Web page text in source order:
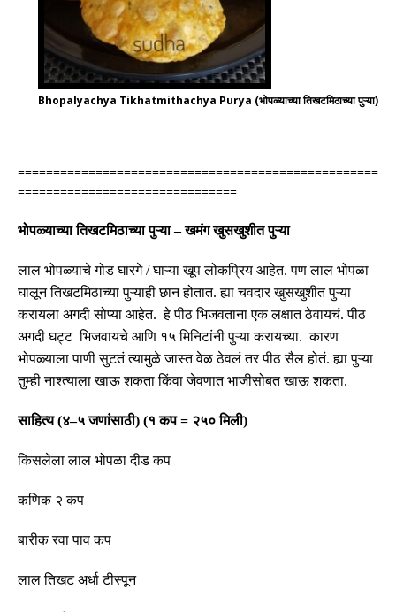
Bhopalyachya Tikhatmithachya Purya (भोपळ्याच्या तिखटमिठाच्या पुऱ्या)
===================================================
===============================
भोपळ्याच्या तिखटमिठाच्या पुऱ्या–खमंग खुसखुशीत पुऱ्या
लाल भोपळ्याचे गोड घारगे/घाऱ्या खूप लोकप्रिय आहेत.पण लाल भोपळा
घालून तिखटमिठाच्या पुऱ्याही छान होतात.ह्या चवदार खुसखुशीत पुऱ्या
करायला अगदी सोप्या आहेत.हे पीठ भिजवताना एक लक्षात ठेवायचं.पीठ
अगदी घट्ट भिजवायचे आणि १५ मिनिटांनी पुऱ्या करायच्या.कारण
भोपळ्याला पाणी सुटतं त्यामुळे जास्त वेळ ठेवलं तर पीठ सैल होतं.ह्या पुऱ्या
तुम्ही नाश्त्याला खाऊ शकता किंवा जेवणात भाजीसोबत खाऊ शकता.
साहित्य(४–५ जणांसाठी) (१ कप= २५० मिली)
किसलेला लाल भोपळा दीड कप
कणिक २ कप
बारीक रवा पाव कप
लाल तिखट अर्धा टीस्पून